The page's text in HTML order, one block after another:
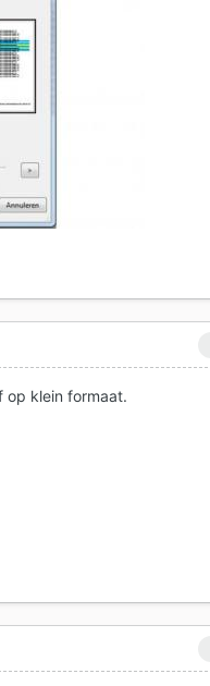
op klein formaat.